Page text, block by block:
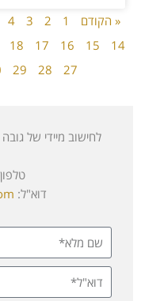
« הקודם 1
2
3
4
14
15
16
17
18
27
28
29
לחישוב מיידי של
דוא"ל: